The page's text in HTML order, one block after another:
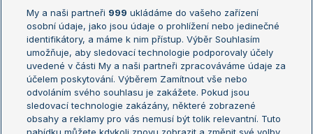
Žebříček ATP (muži)
Žebříček WTA (ženy)
Sázkařský žebříček
Australian Open
French Open
Wimbledon
US Open
Turnaj mistrů
Turnaj mistryň
My a naši partneři 999 ukládáme do vašeho zařízení
osobní údaje, jako jsou údaje o prohlížení nebo jedinečné
identifikátory, a máme k nim přístup. Výběr Souhlasím
umožňuje, aby sledovací technologie podporovaly účely
uvedené v části My a naši partneři zpracováváme údaje za
účelem poskytování. Výběrem Zamítnout vše nebo
odvoláním svého souhlasu je zakážete. Pokud jsou
sledovací technologie zakázány, některé zobrazené
obsahy a reklamy pro vás nemusí být tolik relevantní. Tuto